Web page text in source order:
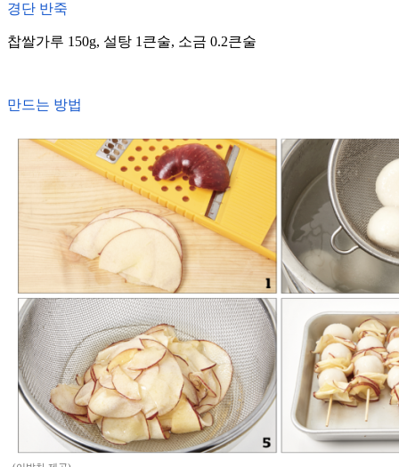
경단 반죽
찹쌀가루 150g, 설탕 1큰술, 소금 0.2큰술
만드는 방법